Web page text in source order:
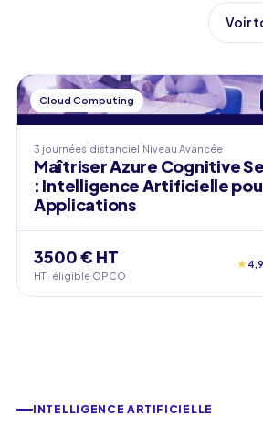
Voir
Cloud Computing
3 journées distanciel Niveau Avancée
Maîtriser Azure Cognitive
: Intelligence Artificielle
Applications
3500 € HT
HT · éligible OPCO
★
INTELLIGENCE ARTIFICIELLE